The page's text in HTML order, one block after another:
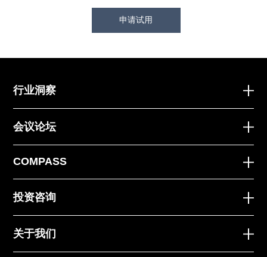
申请试用
行业洞察
会议论坛
COMPASS
投资咨询
关于我们